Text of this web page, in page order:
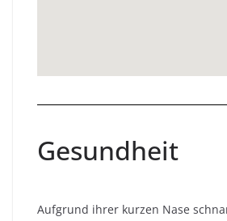
Gesundheit
Aufgrund ihrer kurzen Nase